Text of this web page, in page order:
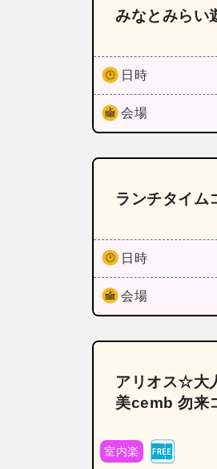
みなとみらい
日時
会場
ランチタイム
日時
会場
アリオス☆大
美cemb 勿来
室内楽